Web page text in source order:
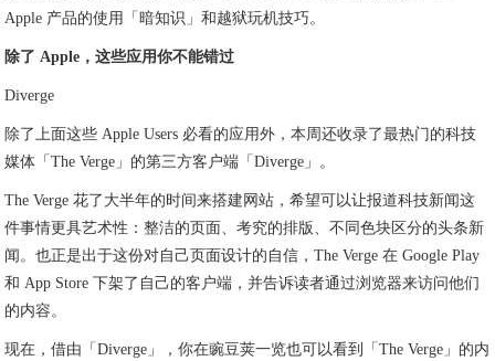
Apple 产品的使用「暗知识」和越狱玩机技巧。
除了 Apple，这些应用你不能错过
Diverge
除了上面这些 Apple Users 必看的应用外，本周还收录了最热门的科技
媒体「The Verge」的第三方客户端「Diverge」。
The Verge 花了大半年的时间来搭建网站，希望可以让报道科技新闻这
件事情更具艺术性：整洁的页面、考究的排版、不同色块区分的头条新
闻。也正是出于这份对自己页面设计的自信，The Verge 在 Google Play
和 App Store 下架了自己的客户端，并告诉读者通过浏览器来访问他们
的内容。
现在，借由「Diverge」，你在豌豆荚一览也可以看到「The Verge」的内